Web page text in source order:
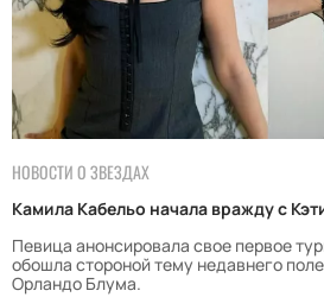
НОВОСТИ О ЗВЕЗДАХ
Камила Кабельо начала вражду с
Певица анонсировала свое первое
обошла стороной тему недавнего
Орландо Блума.